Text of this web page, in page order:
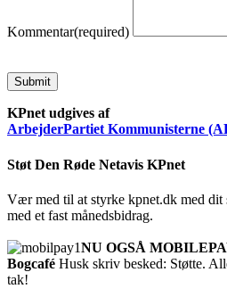
Kommentar(required)
Submit
KPnet udgives af
ArbejderPartiet Kommunisterne
Støt Den Røde Netavis KPnet
Vær med til at styrke kpnet.dk med dit
med et fast månedsbidrag.
NU OGSÅ
Bogcafé Husk skriv besked: Støtte.
tak!